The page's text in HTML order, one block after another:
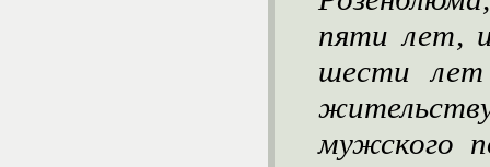
пяти лет,
шести лет
мужского